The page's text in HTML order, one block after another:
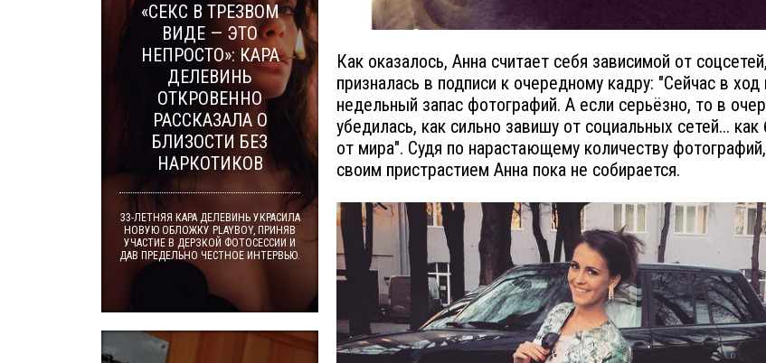
Как оказалось, Анна считает себя зависимой от
призналась в подписи к очередному кадру: "Сейчас в ход
недельный запас фотографий. А если серьёзно, то в
убедилась, как сильно завишу от социальных сетей... как
от мира". Судя по нарастающему количеству
своим пристрастием Анна пока не собирается.
«СЕКС В ТРЕЗВОМ
ВИДЕ — ЭТО
НЕПРОСТО»: КАРА
ДЕЛЕВИНЬ
ОТКРОВЕННО
РАССКАЗАЛА О
БЛИЗОСТИ БЕЗ
НАРКОТИКОВ
33-ЛЕТНЯЯ КАРА ДЕЛЕВИНЬ УКРАСИЛА
НОВУЮ ОБЛОЖКУ PLAYBOY, ПРИНЯВ
УЧАСТИЕ В ДЕРЗКОЙ ФОТОСЕССИИ И
ДАВ ПРЕДЕЛЬНО ЧЕСТНОЕ ИНТЕРВЬЮ.